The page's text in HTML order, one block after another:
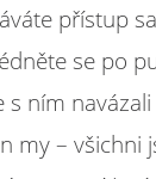
přístup
se po
s ním
my – všichni